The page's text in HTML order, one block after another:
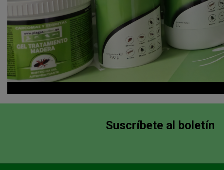
Suscríbete al boletín